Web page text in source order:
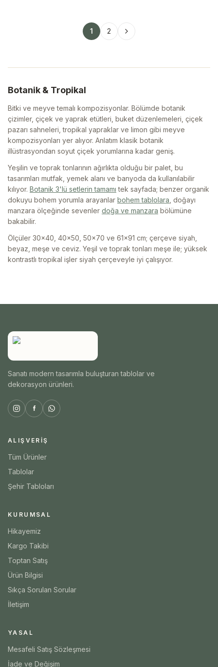
1 2
Botanik & Tropikal
Bitki ve meyve temalı kompozisyonlar. Bölümde botanik
çizimler, çiçek ve yaprak etütleri, buket düzenlemeleri, çiçek
pazarı sahneleri, tropikal yapraklar ve limon gibi meyve
kompozisyonları yer alıyor. Anlatım klasik botanik
illüstrasyondan soyut çiçek yorumlarına kadar geniş.
Yeşilin ve toprak tonlarının ağırlıkta olduğu bir palet, bu
tasarımları mutfak, yemek alanı ve banyoda da kullanılabilir
kılıyor. Botanik 3'lü setlerin tamamı tek sayfada; benzer organik
dokuyu bohem yorumla arayanlar bohem tablolara , doğayı
manzara ölçeğinde sevenler doğa ve manzara bölümüne
bakabilir.
Ölçüler 30x40, 40x50, 50x70 ve 61x91 cm; çerçeve siyah,
beyaz, meşe ve ceviz. Yeşil ve toprak tonları meşe ile; yüksek
kontrastlı tropikal işler siyah çerçeveyle iyi çalışıyor.
Sanatı modern tasarımla buluşturan tablolar ve
dekorasyon ürünleri.
ALIŞVERIŞ
Tüm Ürünler
Tablolar
Şehir Tabloları
KURUMSAL
Hikayemiz
Kargo Takibi
Toptan Satış
Ürün Bilgisi
Sıkça Sorulan Sorular
İletişim
YASAL
Mesafeli Satış Sözleşmesi
İade ve Değişim